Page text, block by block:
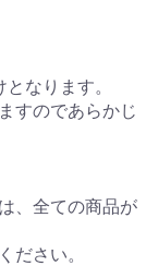
なります。
すのであらかじ
、全ての商品が
ださい。